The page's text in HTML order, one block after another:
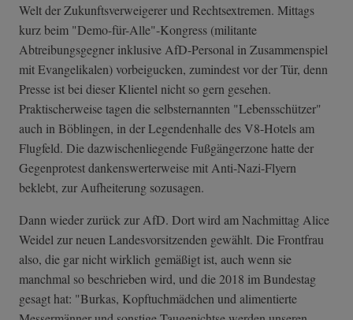
Welt der Zukunftsverweigerer und Rechtsextremen. Mittags
kurz beim "Demo-für-Alle"-Kongress (militante
Abtreibungsgegner inklusive AfD-Personal in Zusammenspiel
mit Evangelikalen) vorbeigucken, zumindest vor der Tür, denn
Presse ist bei dieser Klientel nicht so gern gesehen.
Praktischerweise tagen die selbsternannten "Lebensschützer"
auch in Böblingen, in der Legendenhalle des V8-Hotels am
Flugfeld. Die dazwischenliegende Fußgängerzone hatte der
Gegenprotest dankenswerterweise mit Anti-Nazi-Flyern
beklebt, zur Aufheiterung sozusagen.
Dann wieder zurück zur AfD. Dort wird am Nachmittag Alice
Weidel zur neuen Landesvorsitzenden gewählt. Die Frontfrau
also, die gar nicht wirklich gemäßigt ist, auch wenn sie
manchmal so beschrieben wird, und die 2018 im Bundestag
gesagt hat: "Burkas, Kopftuchmädchen und alimentierte